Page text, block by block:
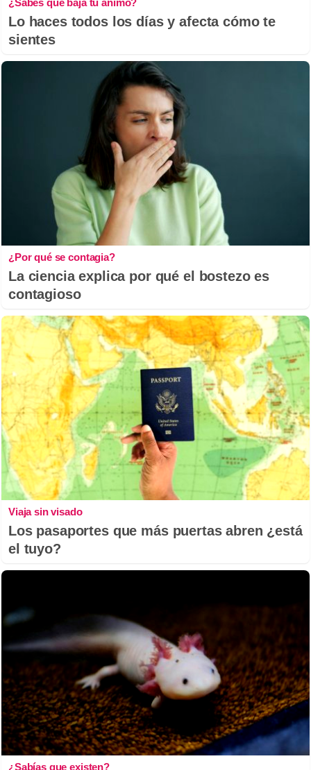
Lo haces todos los días y afecta cómo te
sientes
¿Por qué se contagia?
La ciencia explica por qué el bostezo es
contagioso
Viaja sin visado
Los pasaportes que más puertas abren ¿está
el tuyo?
¿Sabías que existen?